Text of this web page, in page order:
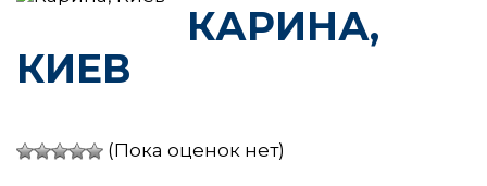
КАРИНА,
КИЕВ
(Пока оценок нет)